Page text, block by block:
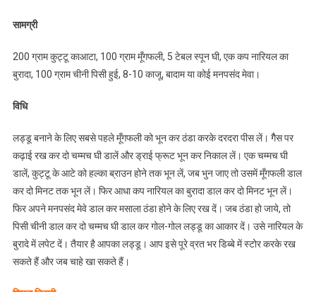
सामग्री
200 ग्राम कुट्टू काआटा, 100 ग्राम मूँगफली, 5 टेबल स्पून घी, एक कप नारियल का
बुरादा, 100 ग्राम चीनी पिसी हुई, 8-10 काजू, बादाम या कोई मनपसंद मेवा।
विधि
लड्डू बनाने के लिए सबसे पहले मूँगफली को भून कर ठंडा करके दरदरा पीस लें। गैैस पर
कढ़ाई रख कर दो चम्मच घी डालें और ड्राई फ्रूट भून कर निकाल लें। एक चम्मच घी
डालें, कुट्टू के आटे को हल्का ब्राउन होने तक भून लें, जब भुन जाए तो उसमें मूँगफली डाल
कर दो मिनट तक भून लें। फिर आधा कप नारियल का बुरादा डाल कर दो मिनट भून लें।
फिर अपने मनपसंद मेवे डाल कर मसाला ठंडा होने के लिए रख दें। जब ठंडा हो जाये, तो
पिसी चीनी डाल कर दो चम्मच घी डाल कर गोल-गोल लड्डू का आकार दें। उसे नारियल के
बुरादे में लपेट दें। तैयार है आपका लड्डू। आप इसे पूरे व्रत भर डिब्बे में स्टोर करके रख
सकते हैं और जब चाहे खा सकते हैं।